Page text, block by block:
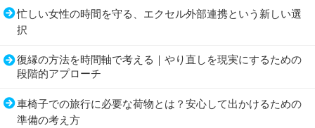
忙しい女性の時間を守る、エクセル外部連携という新しい選
択
復縁の方法を時間軸で考える｜やり直しを現実にするための
段階的アプローチ
車椅子での旅行に必要な荷物とは？安心して出かけるための
準備の考え方